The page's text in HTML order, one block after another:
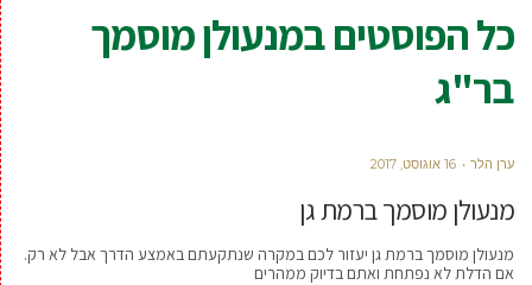
כל הפוסטים במנעולן מוסמך
בר"ג
ערן הלר 16 אוגוסט, 2017
מנעולן מוסמך ברמת גן
מנעולן מוסמך ברמת גן יעזור לכם במקרה שנתקעתם באמצע הדרך אבל לא רק.
אם הדלת לא נפתחת ואתם בדיוק ממהרים